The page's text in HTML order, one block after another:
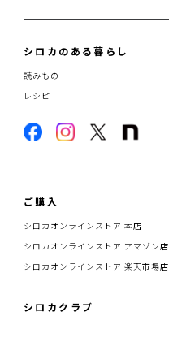
シロカのある暮らし
読みもの
レシピ
ご購入
シロカオンラインストア 本店
シロカオンラインストア アマゾン店
シロカオンラインストア 楽天市場店
シロカクラブ